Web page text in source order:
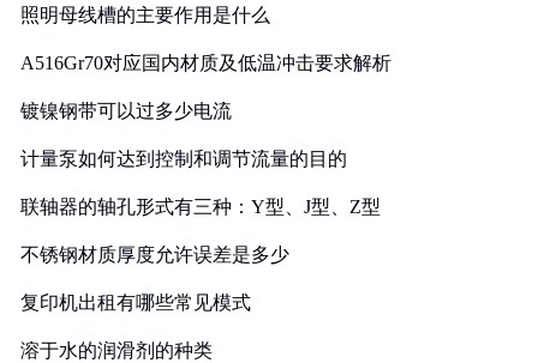
照明母线槽的主要作用是什么
A516Gr70对应国内材质及低温冲击要求解析
镀镍钢带可以过多少电流
计量泵如何达到控制和调节流量的目的
联轴器的轴孔形式有三种：Y型、J型、Z型
不锈钢材质厚度允许误差是多少
复印机出租有哪些常见模式
溶于水的润滑剂的种类